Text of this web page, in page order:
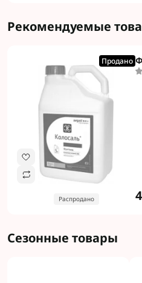
Рекомендуемые
Продано
Распродано
Сезонные товары